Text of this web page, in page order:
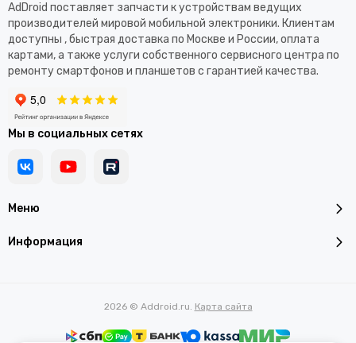
Меню
Информация
AdDroid поставляет запчасти к устройствам ведущих
производителей мировой мобильной электроники. Клиентам
доступны , быстрая доставка по Москве и России, оплата
картами, а также услуги собственного сервисного центра по
ремонту смартфонов и планшетов с гарантией качества.
Мы в социальных сетях
2026 © Addroid.ru. Карта сайта